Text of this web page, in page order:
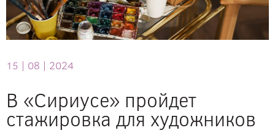
15 | 08 | 2024
В «Сириусе» пройдет
стажировка для художников